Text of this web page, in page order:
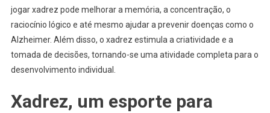
jogar xadrez pode melhorar a memória, a concentração, o
raciocínio lógico e até mesmo ajudar a prevenir doenças como o
Alzheimer. Além disso, o xadrez estimula a criatividade e a
tomada de decisões, tornando-se uma atividade completa para o
desenvolvimento individual.
Xadrez, um esporte para